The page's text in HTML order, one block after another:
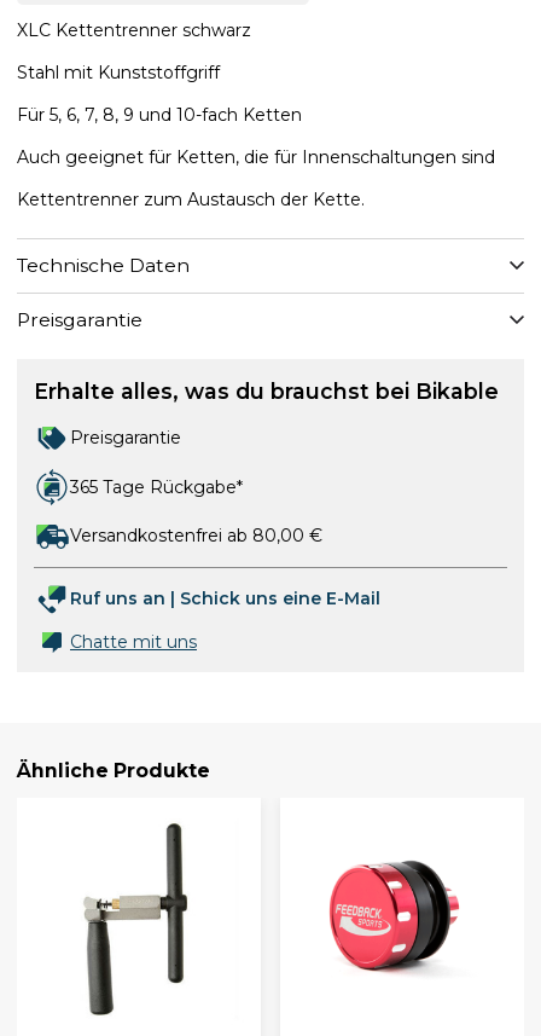
XLC Kettentrenner schwarz
Stahl mit Kunststoffgriff
Für 5, 6, 7, 8, 9 und 10-fach Ketten
Auch geeignet für Ketten, die für Innenschaltungen sind
Kettentrenner zum Austausch der Kette.
Technische Daten
Preisgarantie
Erhalte alles, was du brauchst bei Bikable
Preisgarantie
365 Tage Rückgabe*
Versandkostenfrei ab 80,00 €
Ruf uns an | Schick uns eine E-Mail
Chatte mit uns
Ähnliche Produkte